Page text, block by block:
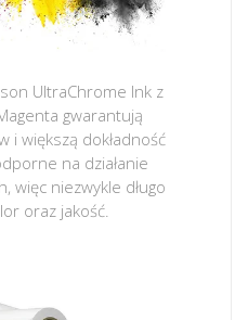
UltraChrome Ink z
gwarantują
i większą dokładność
na działanie
więc niezwykle długo
oraz jakość.